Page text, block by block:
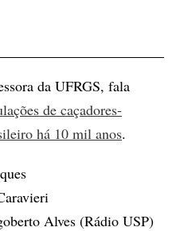
da UFRGS, fala
de caçadores-
há 10 mil anos.
Alves (Rádio USP)